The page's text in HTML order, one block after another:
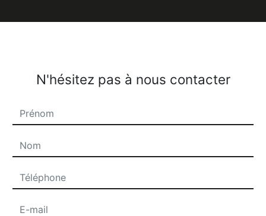
N'hésitez pas à nous contacter